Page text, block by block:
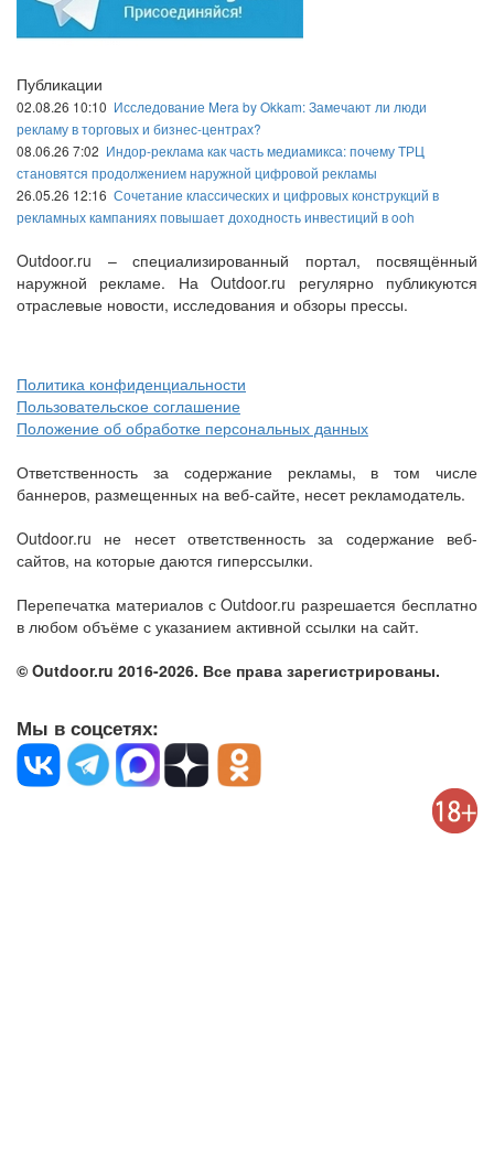
Публикации
02.08.26 10:10 Исследование Mera by Okkam: Замечают ли люди
рекламу в торговых и бизнес-центрах?
08.06.26 7:02 Индор-реклама как часть медиамикса: почему ТРЦ
становятся продолжением наружной цифровой рекламы
26.05.26 12:16 Сочетание классических и цифровых конструкций в
рекламных кампаниях повышает доходность инвестиций в ooh
Outdoor.ru – специализированный портал, посвящённый
наружной рекламе. На Outdoor.ru регулярно публикуются
отраслевые новости, исследования и обзоры прессы.
Политика конфиденциальности
Пользовательское соглашение
Положение об обработке персональных данных
Ответственность за содержание рекламы, в том числе
баннеров, размещенных на веб-сайте, несет рекламодатель.
Outdoor.ru не несет ответственность за содержание веб-
сайтов, на которые даются гиперссылки.
Перепечатка материалов с Outdoor.ru разрешается бесплатно
в любом объёме с указанием активной ссылки на сайт.
© Outdoor.ru 2016-2026. Все права зарегистрированы.
Мы в соцсетях: